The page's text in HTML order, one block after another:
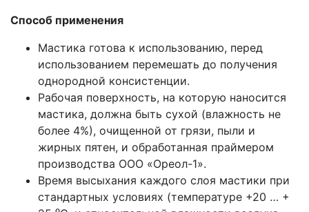
Способ применения
Мастика готова к использованию, перед
использованием перемешать до получения
однородной консистенции.
Рабочая поверхность, на которую наносится
мастика, должна быть сухой (влажность не
более 4%), очищенной от грязи, пыли и
жирных пятен, и обработанная праймером
производства ООО «Ореол-1».
Время высыхания каждого слоя мастики при
стандартных условиях (температуре +20 … +